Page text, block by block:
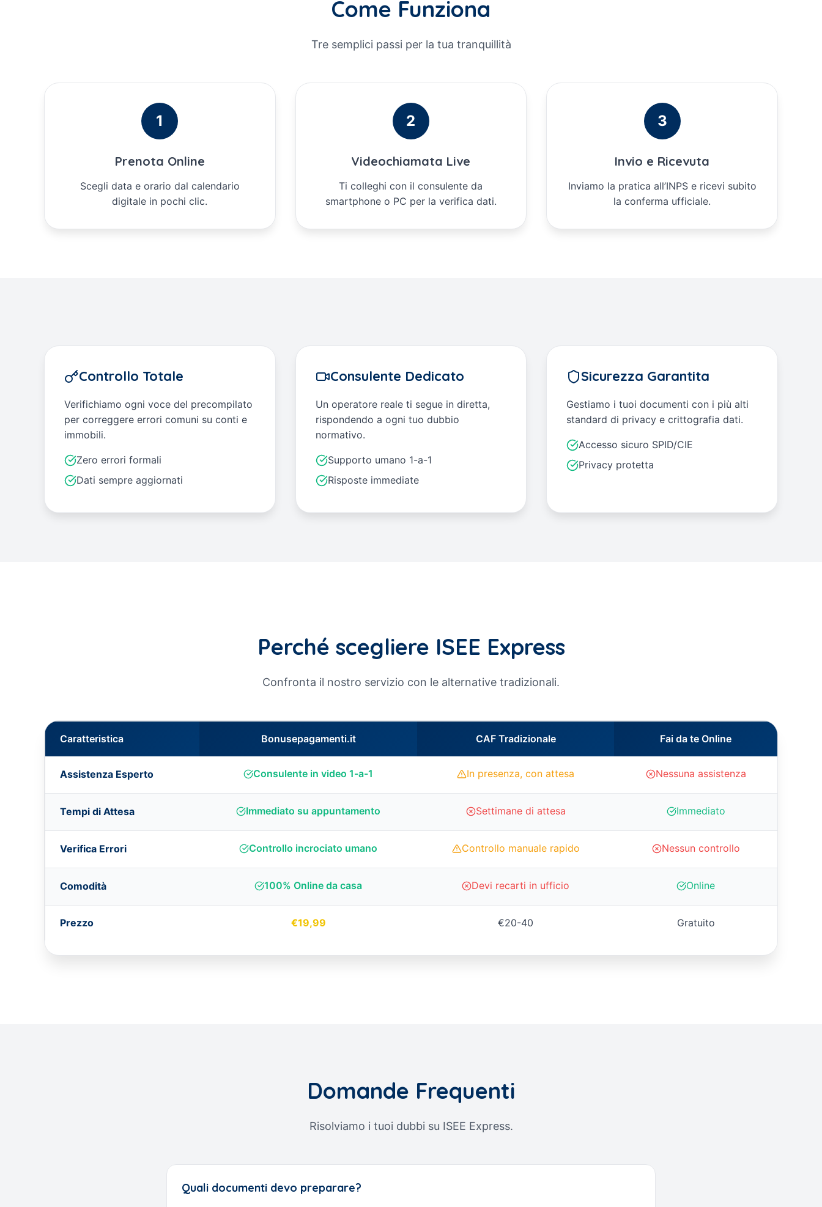
Come Funziona
Tre semplici passi per la tua tranquillità
1
Prenota Online
Scegli data e orario dal calendario
digitale in pochi clic.
2
Videochiamata Live
Ti colleghi con il consulente da
smartphone o PC per la verifica dati.
3
Invio e Ricevuta
Inviamo la pratica all’INPS e ricevi subito
la conferma ufficiale.
Controllo Totale
Verifichiamo ogni voce del precompilato
per correggere errori comuni su conti e
immobili.
Zero errori formali
Dati sempre aggiornati
Consulente Dedicato
Un operatore reale ti segue in diretta,
rispondendo a ogni tuo dubbio
normativo.
Supporto umano 1-a-1
Risposte immediate
Sicurezza Garantita
Gestiamo i tuoi documenti con i più alti
standard di privacy e crittografia dati.
Accesso sicuro SPID/CIE
Privacy protetta
Perché scegliere ISEE Express
Confronta il nostro servizio con le alternative tradizionali.
Caratteristica Bonusepagamenti.it CAF Tradizionale Fai da te Online
Assistenza Esperto Consulente in video 1-a-1 In presenza, con attesa Nessuna assistenza
Tempi di Attesa Immediato su appuntamento Settimane di attesa Immediato
Verifica Errori Controllo incrociato umano Controllo manuale rapido Nessun controllo
Comodità 100% Online da casa Devi recarti in ufficio Online
Prezzo €19,99 €20-40 Gratuito
Domande Frequenti
Risolviamo i tuoi dubbi su ISEE Express.
Quali documenti devo preparare?